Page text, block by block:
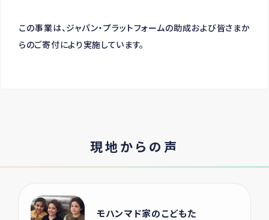
この事業は、ジャパン・プラットフォームの助成および皆さまか
らのご寄付により実施しています。
現地からの声
モハンマド家のこどもた